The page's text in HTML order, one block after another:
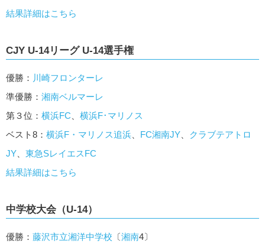
結果詳細はこちら
CJY U-14リーグ U-14選手権
優勝： 川崎フロンターレ
準優勝： 湘南ベルマーレ
第３位： 横浜FC
横浜F･マリノス
ベスト8： 横浜F・マリノス追浜 FC湘南JY
クラブテアトロ
JY
東急SレイエスFC
結果詳細はこちら
中学校大会（U-14）
優勝： 藤沢市立湘洋中学校 〔湘南4〕